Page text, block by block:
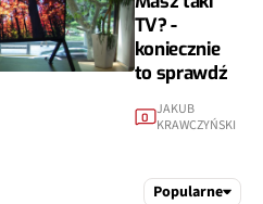
TV? -
koniecznie
to sprawdź
0 JAKUB
KRAWCZYŃSKI
Popularne